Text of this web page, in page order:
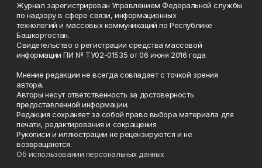
Журнал зарегистрирован Управлением Федеральной службы
по надзору в сфере связи, информационных
технологий и массовых коммуникаций по Республике
Башкортостан.
Свидетельство о регистрации средства массовой
информации ПИ № ТУ02-01535 от 06 июня 2016 года.
Мнение редакции не всегда совпадает с точкой зрения
автора.
Авторы несут ответственность за достоверность
предоставленной информации.
Редакция сохраняет за собой право выбора материала для
печати, редактирования и сокращения.
Рукописи и иллюстрации не рецензируются и не
возвращаются.
Об использовании персональных данных